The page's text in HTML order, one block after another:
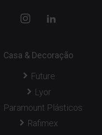
Casa & Decoração
Future
Lyor
Paramount Plásticos
Rafimex